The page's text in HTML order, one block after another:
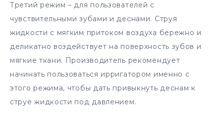
Третий режим – для пользователей с
чувствительными зубами и деснами. Струя
жидкости с мягким притоком воздуха бережно и
деликатно воздействует на поверхность зубов и
мягкие ткани. Производитель рекомендует
начинать пользоваться ирригатором именно с
этого режима, чтобы дать привыкнуть деснам к
струе жидкости под давлением.